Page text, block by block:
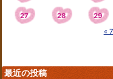
27 28 29
«
最近の投稿